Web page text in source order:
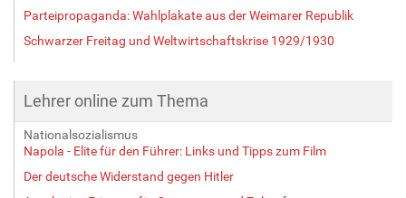
Parteipropaganda: Wahlplakate aus der Weimarer Republik
Schwarzer Freitag und Weltwirtschaftskrise 1929/1930
Lehrer online zum Thema
Nationalsozialismus
Napola - Elite für den Führer: Links und Tipps zum Film
Der deutsche Widerstand gegen Hitler